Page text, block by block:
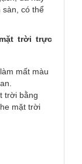
sàn, có thể
trời trực
mất màu
trời bằng
mặt trời